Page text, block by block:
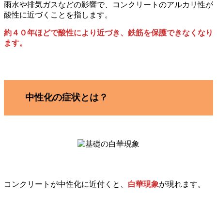
雨水や排気ガスなどの影響で、コンクリートのアルカリ性が
酸性に近づくことを指します。
約４０年ほどで酸性により近づき、鉄筋を保護できなくなり
ます。
中性化の症状とは？
コンクリートが中性化に近付くと、 白華現象が現れます。